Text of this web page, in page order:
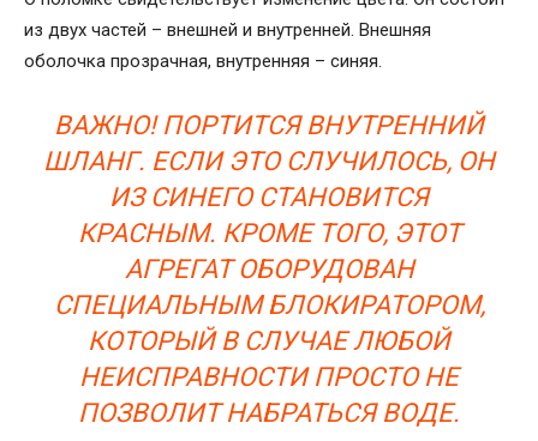
из двух частей – внешней и внутренней. Внешняя
оболочка прозрачная, внутренняя – синяя.
ВАЖНО! ПОРТИТСЯ ВНУТРЕННИЙ
ШЛАНГ. ЕСЛИ ЭТО СЛУЧИЛОСЬ, ОН
ИЗ СИНЕГО СТАНОВИТСЯ
КРАСНЫМ. КРОМЕ ТОГО, ЭТОТ
АГРЕГАТ ОБОРУДОВАН
СПЕЦИАЛЬНЫМ БЛОКИРАТОРОМ,
КОТОРЫЙ В СЛУЧАЕ ЛЮБОЙ
НЕИСПРАВНОСТИ ПРОСТО НЕ
ПОЗВОЛИТ НАБРАТЬСЯ ВОДЕ.